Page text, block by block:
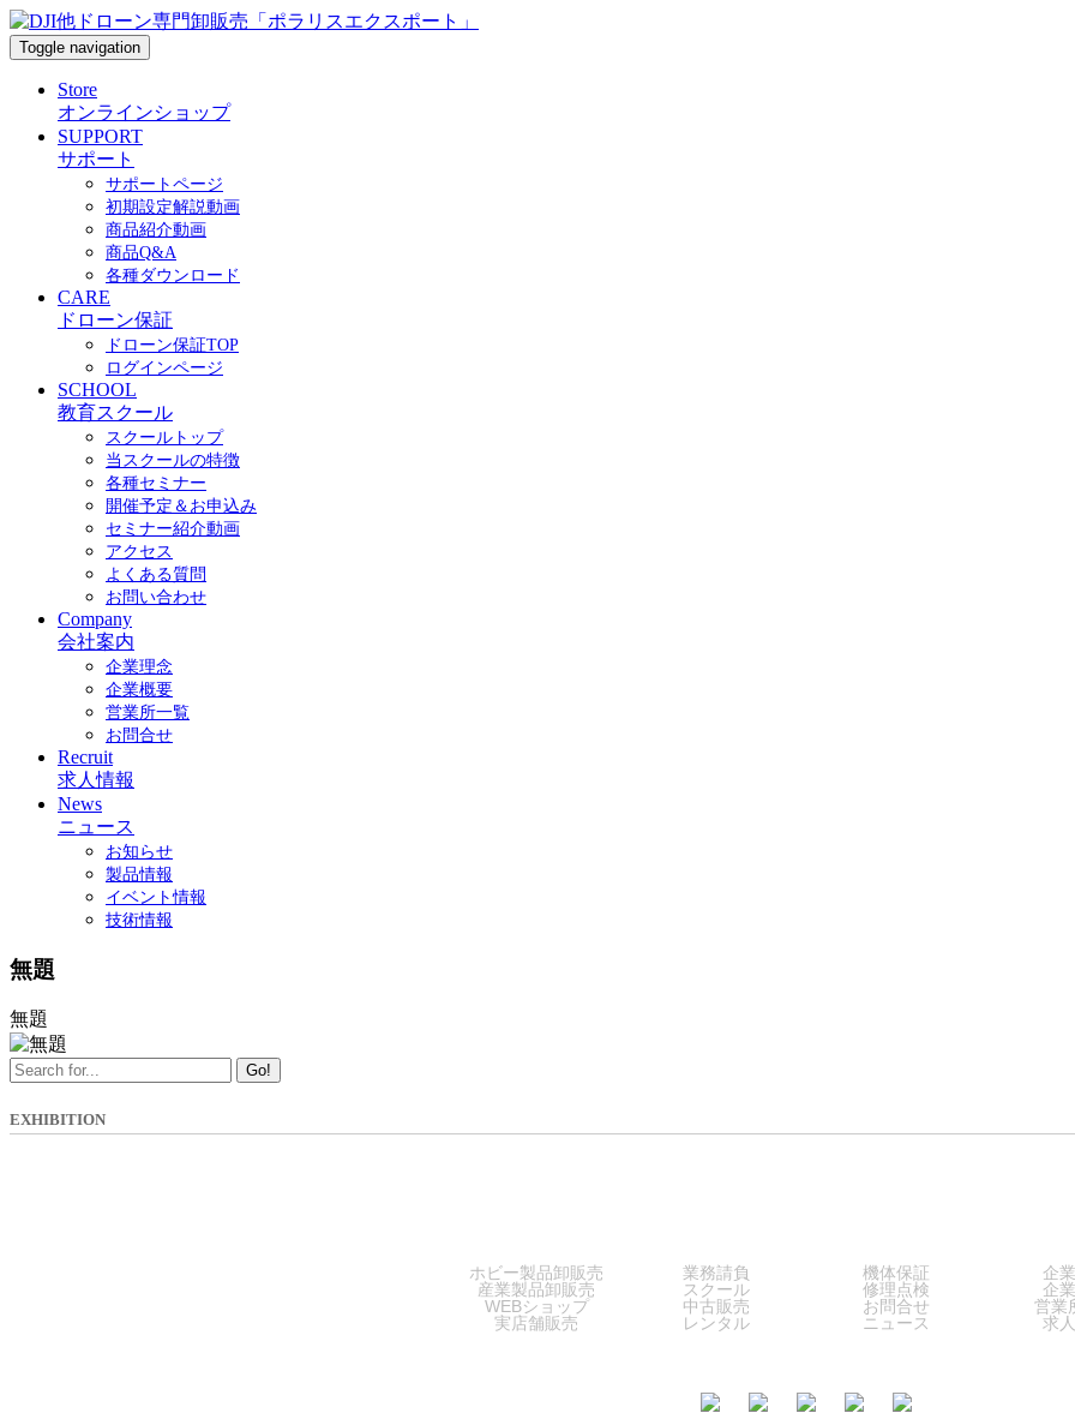
Toggle navigation
Store
オンラインショップ
SUPPORT
サポート
サポートページ
初期設定解説動画
商品紹介動画
商品Q&A
各種ダウンロード
CARE
ドローン保証
ドローン保証TOP
ログインページ
SCHOOL
教育スクール
スクールトップ
当スクールの特徴
各種セミナー
開催予定＆お申込み
セミナー紹介動画
アクセス
よくある質問
お問い合わせ
Company
会社案内
企業理念
企業概要
営業所一覧
お問合せ
Recruit
求人情報
News
ニュース
お知らせ
製品情報
イベント情報
技術情報
無題
無題
Go!
EXHIBITION
ホビー製品卸販売
産業製品卸販売
WEBショップ
実店舗販売
業務請負
スクール
中古販売
レンタル
機体保証
修理点検
お問合せ
ニュース
企
企
営業
求